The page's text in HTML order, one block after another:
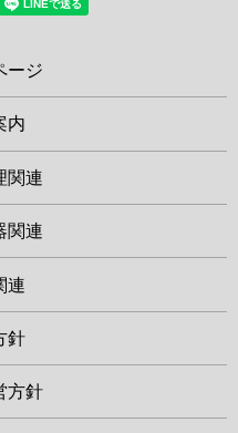
ージ
内
関連
関連
連
針
方針